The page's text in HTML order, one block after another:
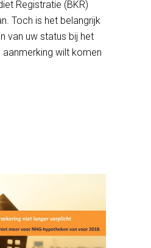
Registratie (BKR)
Toch is het belangrijk
van uw status bij het
aanmerking wilt komen